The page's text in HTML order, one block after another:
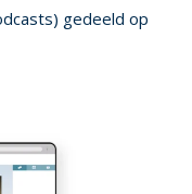
gedeeld op